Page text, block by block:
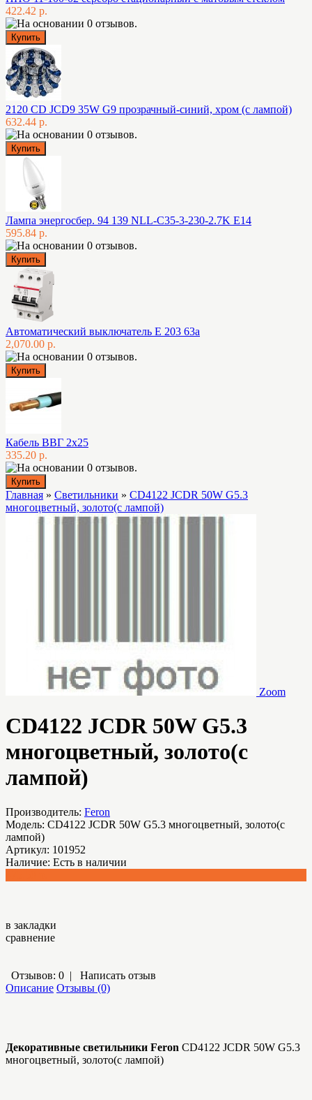
422.42 р.
2120 CD JCD9 35W G9 прозрачный-синий, хром (с лампой)
632.44 р.
Лампа энергосбер. 94 139 NLL-C35-3-230-2.7K E14
595.84 р.
Автоматический выключатель E 203 63а
2,070.00 р.
Кабель ВВГ 2х25
335.20 р.
Главная » Светильники » CD4122 JCDR 50W G5.3
многоцветный, золото(с лампой)
Zoom
CD4122 JCDR 50W G5.3
многоцветный, золото(с
лампой)
Производитель: Feron
Модель: CD4122 JCDR 50W G5.3 многоцветный, золото(с
лампой)
Артикул: 101952
Наличие: Есть в наличии
в закладки
сравнение
Отзывов: 0 | Написать отзыв
Описание Отзывы (0)
Декоративные светильники Feron CD4122 JCDR 50W G5.3
многоцветный, золото(с лампой)